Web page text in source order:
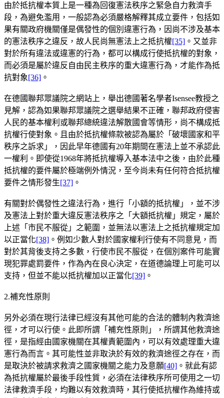
由於抵抗權本質上是一種為回復憲法秩序之緊急自力救濟手
段，為避免濫用，一般認為必須嚴格解釋其成立要件，包括如
果有關政府機關僅是偶發性的個別違憲行為，因尚不涉及基本
的憲法秩序之違反，故人民尚無憲法上之抵抗權[35] 。又並非
對於所有違法或違憲的行為，都可以構成行使抵抗權的對象，
而必須是屬於違反自由民主秩序的重大違憲行為，才能作為抵
抗對象[36] 。
在德國聯邦眾議院之網站上，舉出德國著名學者Isensee教授之
見解，認為如果聯邦眾議院之選舉結果不正確，聯邦政府侵害
人民的基本權利或聯邦總統違法解散國會等情形，尚不構成抵
抗權行使對象。且由於抵抗權條款被認為屬於「破壞國家和平
秩序之訴求」，因此早年德國有20年期間在憲法上並不承認此
一權利。即使從1968年將抵抗權導入基本法中之後，由於此種
抵抗權的要件屬於極端例外情況，至今尚未有任何符合抵抗權
要件之情形發生[37] 。
有關對於偶發性之違法行為，進行「小額的抵抗權」，並不涉
及憲法上對於重大違反憲法秩序之「大額抵抗權」規定，屬於
上述「市民不服從」之範圍，並無法以憲法上之抵抗權規定加
以正當化[38] 。例如少數人對於國家權利行使有不同意見，而
對於其背後支持之多數，行使市民不服從，在個別案件可能實
現犯罪處罰要件，作為內在良心決定，在道德論理上可能可以
支持，但並不能以抵抗權加以正當化[39] 。
2.補充性原則
另外必須在現行法律已經沒有其他可能的合法的體制內救濟途
徑，才可以行使。此即所謂「補充性原則」，所謂其他救濟途
徑，是指經由國家機關在其權責範圍內，可以有效處理重大違
憲行為而言。其可能性並非取決於有效的救濟途徑之存在，而
是取決於被請求救濟之國家機關之能力及意願[40] 。就此有認
為抵抗權屬於最後手段性質，必須在法律秩序所可使用之一切
法律救濟手段，均難以有效救濟時，其行使抵抗權作為維持或